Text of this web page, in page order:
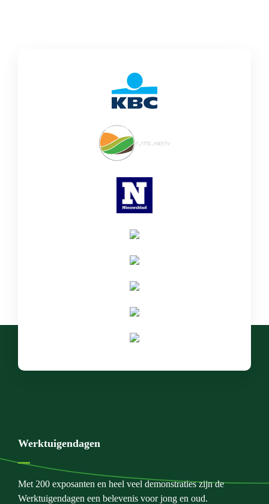
Werktuigendagen
Met 200 exposanten en heel veel demonstraties zijn de
Werktuigendagen een belevenis voor jong en oud.